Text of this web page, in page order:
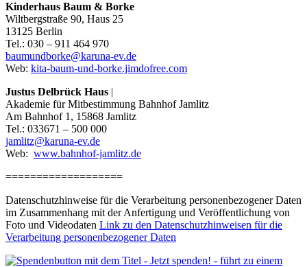
Kinderhaus Baum & Borke
Wiltbergstraße 90, Haus 25
13125 Berlin
Tel.: 030 – 911 464 970
baumundborke@karuna-ev.de
Web: kita-baum-und-borke.jimdofree.com
Justus Delbrück Haus |
Akademie für Mitbestimmung Bahnhof Jamlitz
Am Bahnhof 1, 15868 Jamlitz
Tel.: 033671 – 500 000
jamlitz@karuna-ev.de
Web: www.bahnhof-jamlitz.de
===================
Datenschutzhinweise für die Verarbeitung personenbezogener Daten
im Zusammenhang mit der Anfertigung und Veröffentlichung von
Foto und Videodaten Link zu den Datenschutzhinweisen für die
Verarbeitung personenbezogener Daten